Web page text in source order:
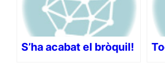
S’ha acabat el bròquil!